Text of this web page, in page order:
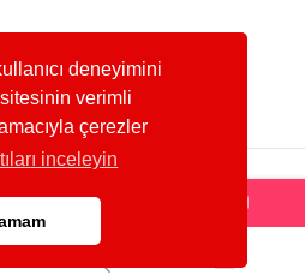
deneyimini
verimli
çerezler
inceleyin
© 2025 Her Hakkı Saklıdır.